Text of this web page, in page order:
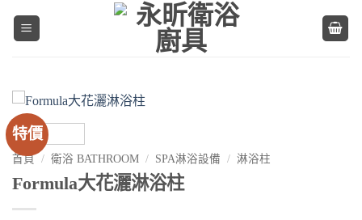
特價
首頁 / 衛浴 BATHROOM / SPA淋浴設備 / 淋浴柱
Formula大花灑淋浴柱